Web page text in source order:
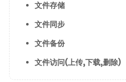
文件存储
文件同步
文件备份
文件访问(上传,下载,删除)